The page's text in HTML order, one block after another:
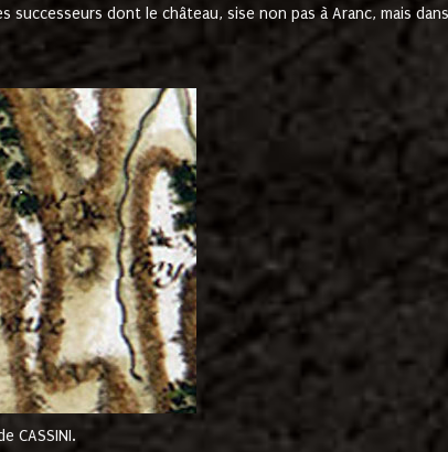
successeurs dont le château, sise non pas à Aranc, mais
CASSINI.